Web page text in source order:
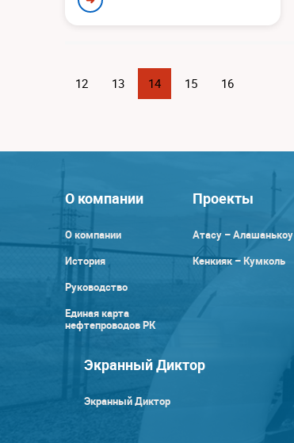
12 13 14 15 16
О компании
О компании
История
Руководство
Единая карта
нефтепроводов РК
Проекты
Атасу – Алашанькоу
Кенкияк – Кумколь
Экранный Диктор
Экранный Диктор